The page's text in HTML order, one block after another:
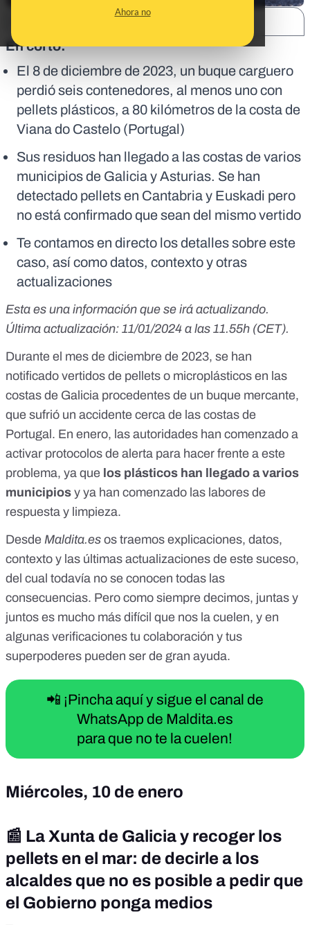
Ahora no
En corto:
El 8 de diciembre de 2023, un buque carguero
perdió seis contenedores, al menos uno con
pellets plásticos, a 80 kilómetros de la costa de
Viana do Castelo (Portugal)
Sus residuos han llegado a las costas de varios
municipios de Galicia y Asturias. Se han
detectado pellets en Cantabria y Euskadi pero
no está confirmado que sean del mismo vertido
Te contamos en directo los detalles sobre este
caso, así como datos, contexto y otras
actualizaciones
Esta es una información que se irá actualizando.
Última actualización: 11/01/2024 a las 11.55h (CET).
Durante el mes de diciembre de 2023, se han
notificado vertidos de pellets o microplásticos en las
costas de Galicia procedentes de un buque mercante,
que sufrió un accidente cerca de las costas de
Portugal. En enero, las autoridades han comenzado a
activar protocolos de alerta para hacer frente a este
problema, ya que los plásticos han llegado a varios
municipios y ya han comenzado las labores de
respuesta y limpieza.
Desde Maldita.es os traemos explicaciones, datos,
contexto y las últimas actualizaciones de este suceso,
del cual todavía no se conocen todas las
consecuencias. Pero como siempre decimos, juntas y
juntos es mucho más difícil que nos la cuelen, y en
algunas verificaciones tu colaboración y tus
superpoderes pueden ser de gran ayuda.
📲 ¡Pincha aquí y sigue el canal de
WhatsApp de Maldita.es
para que no te la cuelen!
Miércoles, 10 de enero
📰 La Xunta de Galicia y recoger los
pellets en el mar: de decirle a los
alcaldes que no es posible a pedir que
el Gobierno ponga medios